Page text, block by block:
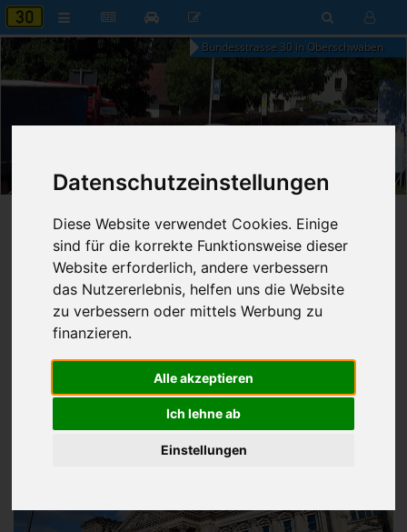
Datenschutzeinstellungen
Diese Website verwendet Cookies. Einige
sind für die korrekte Funktionsweise dieser
Website erforderlich, andere verbessern
das Nutzererlebnis, helfen uns die Website
zu verbessern oder mittels Werbung zu
finanzieren.
Alle akzeptieren
Ich lehne ab
Einstellungen
Bundesstrasse 30 in Oberschwaben
Donnerstag, 6. August 2026
Startseite»B30 aktuell »Nachrichten
19.06.2026 - 22:49 Uhr
Franz Fischer
Nr. 9417
284
Parlament entscheidet über
Infrastruktur-Zukunftsgesetz